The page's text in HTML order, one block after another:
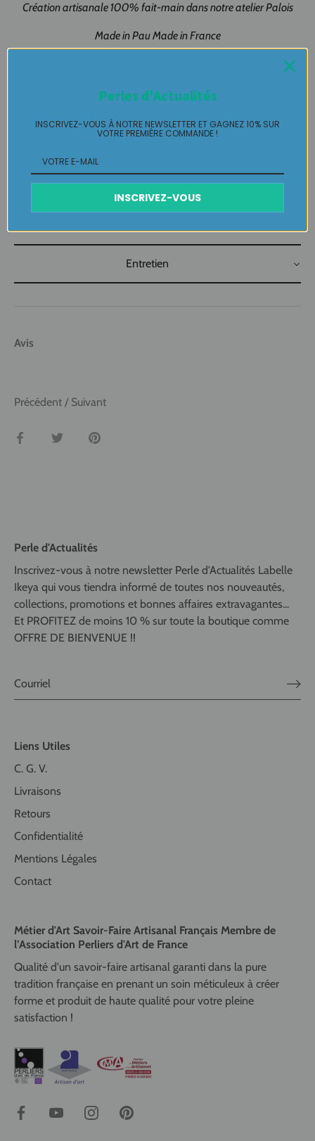
Création artisanale 100% fait-main dans notre atelier Palois
Made in Pau Made in France
Boucle pièce unique LABELLE IKEYA : du jamais vu, jamais
qui l'adopte et s'en pare ….
Plaisir de Créer, Désir de Plaire !
Livraison
Entretien
Avis
Précédent / Suivant
Partager TweeterÉpingler
Perle d'Actualités
Inscrivez-vous à notre newsletter Perle d'Actualités Labelle
Ikeya qui vous tiendra informé de toutes nos nouveautés,
collections, promotions et bonnes affaires extravagantes...
Et PROFITEZ de moins 10 % sur toute la boutique comme
OFFRE DE BIENVENUE !!
Liens Utiles
C. G. V.
Livraisons
Retours
Confidentialité
Mentions Légales
Contact
Métier d'Art Savoir-Faire Artisanal Français Membre de
l’Association Perliers d'Art de France
Qualité d'un savoir-faire artisanal garanti dans la pure
tradition française en prenant un soin méticuleux à créer
forme et produit de haute qualité pour votre pleine
satisfaction !
Perles d'Actualités
INSCRIVEZ-VOUS À NOTRE NEWSLETTER ET GAGNEZ 10% SUR
VOTRE PREMIÈRE COMMANDE !
INSCRIVEZ-VOUS